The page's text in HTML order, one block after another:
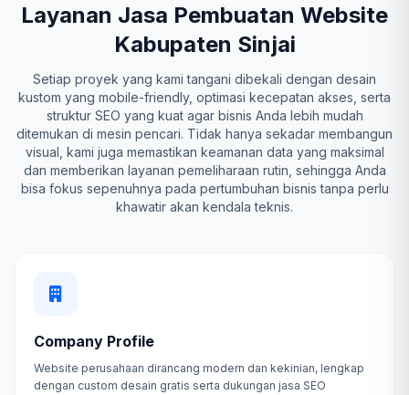
Layanan Jasa Pembuatan Website
Kabupaten Sinjai
Setiap proyek yang kami tangani dibekali dengan desain
kustom yang mobile-friendly, optimasi kecepatan akses, serta
struktur SEO yang kuat agar bisnis Anda lebih mudah
ditemukan di mesin pencari. Tidak hanya sekadar membangun
visual, kami juga memastikan keamanan data yang maksimal
dan memberikan layanan pemeliharaan rutin, sehingga Anda
bisa fokus sepenuhnya pada pertumbuhan bisnis tanpa perlu
khawatir akan kendala teknis.
Company Profile
Website perusahaan dirancang modern dan kekinian, lengkap
dengan custom desain gratis serta dukungan jasa SEO